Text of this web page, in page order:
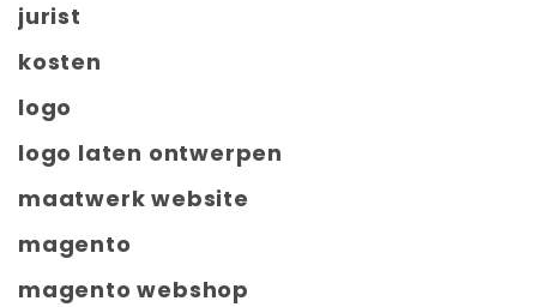
jurist
kosten
logo
logo laten ontwerpen
maatwerk website
magento
magento webshop